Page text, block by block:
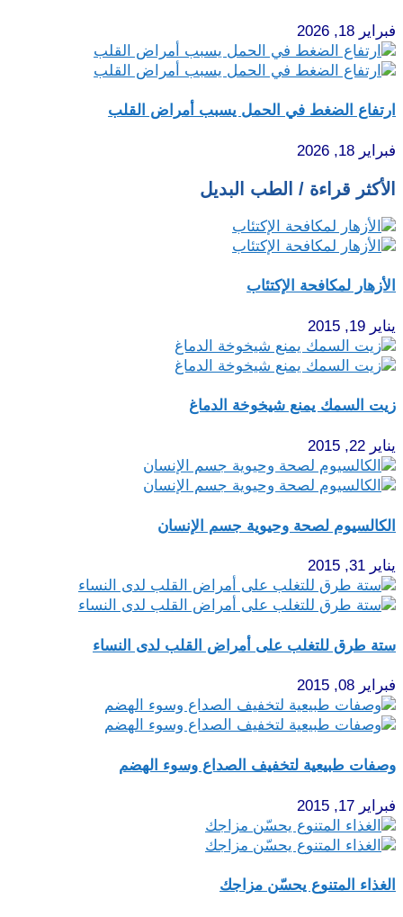
فبراير 18, 2026
ارتفاع الضغط في الحمل يسبب أمراض القلب
فبراير 18, 2026
الأكثر قراءة / الطب البديل
الأزهار لمكافحة الإكتئاب
يناير 19, 2015
زيت السمك يمنع شيخوخة الدماغ
يناير 22, 2015
الكالسيوم لصحة وحيوية جسم الإنسان
يناير 31, 2015
ستة طرق للتغلب على أمراض القلب لدى النساء
فبراير 08, 2015
وصفات طبيعية لتخفيف الصداع وسوء الهضم
فبراير 17, 2015
الغذاء المتنوع يحسّن مزاجك